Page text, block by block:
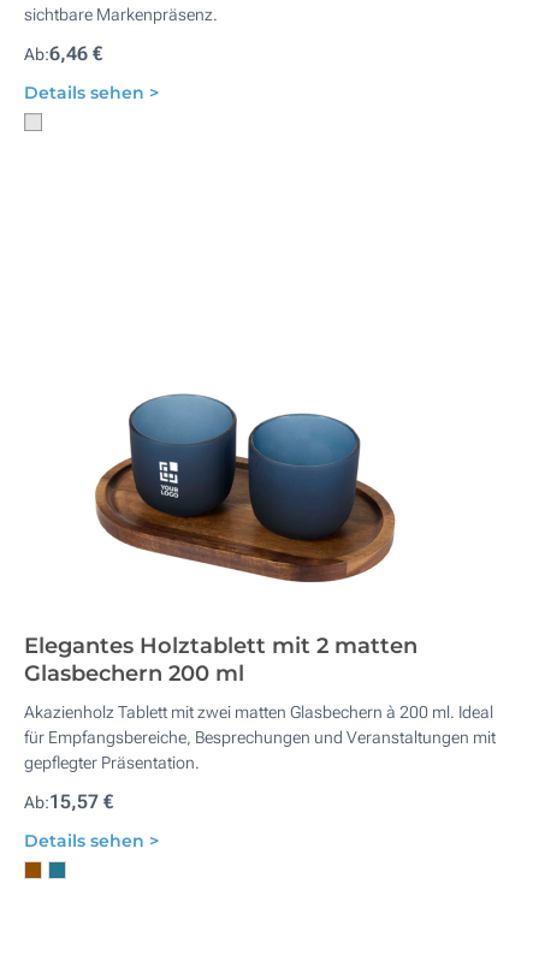
sichtbare Markenpräsenz.
Ab:6,46 €
Details sehen >
Elegantes Holztablett mit 2 matten
Glasbechern 200 ml
Akazienholz Tablett mit zwei matten Glasbechern à 200 ml. Ideal
für Empfangsbereiche, Besprechungen und Veranstaltungen mit
gepflegter Präsentation.
Ab:15,57 €
Details sehen >